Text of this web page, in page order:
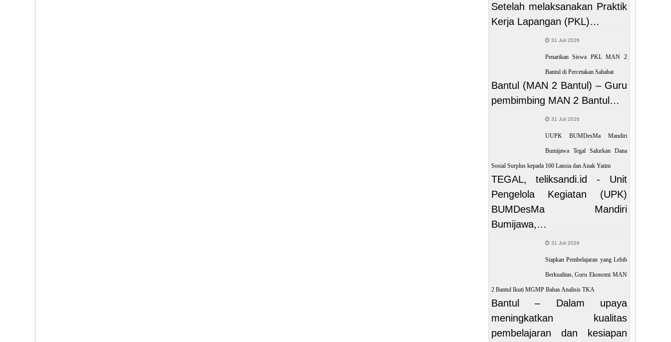
Setelah melaksanakan Praktik
Kerja Lapangan (PKL)…
31 Juli 2026
Penarikan Siswa PKL MAN 2
Bantul di Percetakan Sahabat
Bantul (MAN 2 Bantul) – Guru
pembimbing MAN 2 Bantul…
31 Juli 2026
UUPK BUMDesMa Mandiri
Bumijawa Tegal Salurkan Dana
Sosial Surplus kepada 160 Lansia dan Anak Yatim
TEGAL, teliksandi.id - Unit
Pengelola Kegiatan (UPK)
BUMDesMa Mandiri
Bumijawa,…
31 Juli 2026
Siapkan Pembelajaran yang Lebih
Berkualitas, Guru Ekonomi MAN
2 Bantul Ikuti MGMP Bahas Analisis TKA
Bantul – Dalam upaya
meningkatkan kualitas
pembelajaran dan kesiapan